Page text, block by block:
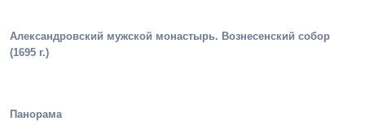
Александровский мужской монастырь. Вознесенский собор
(1695 г.)
Панорама